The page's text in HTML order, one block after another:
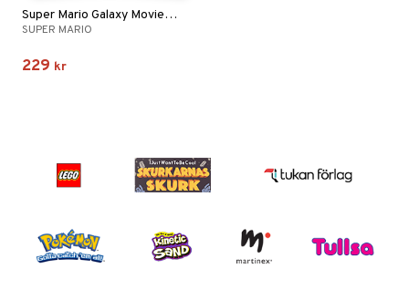
Super Mario Galaxy Movie Vehicle & Mario
SUPER MARIO
229 kr